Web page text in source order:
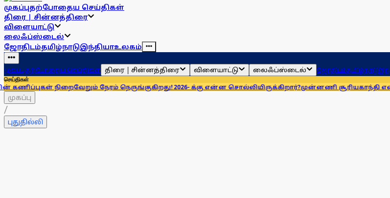
முகப்புதற்போதைய செய்திகள்
திரை | சின்னத்திரை
விளையாட்டு
லைஃப்ஸ்டைல்
ஜோதிடம்தமிழ்நாடுஇந்தியாஉலகம்
முகப்புதற்போதைய செய்திகள் திரை | சின்னத்திரை விளையாட்டு லைஃப்ஸ்டைல் ஜோதிடம்தமிழ்நாடு
செய்திகள்
நேரம் நெருங்குகிறது! 2026- க்கு என்ன சொல்லியிருக்கிறார்?முன்னணி சூரியகாந்தி எண்ணெய்
முகப்பு
/
புதுதில்லி